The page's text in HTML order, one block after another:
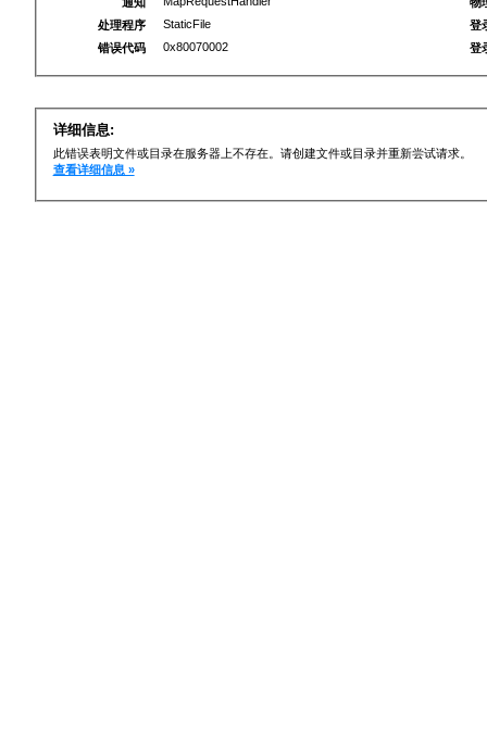
处理程序
StaticFile
错误代码
0x80070002
登
登
详细信息:
此错误表明文件或目录在服务器上不存在。请创建文件或目录并重新尝试请求。
查看详细信息 »